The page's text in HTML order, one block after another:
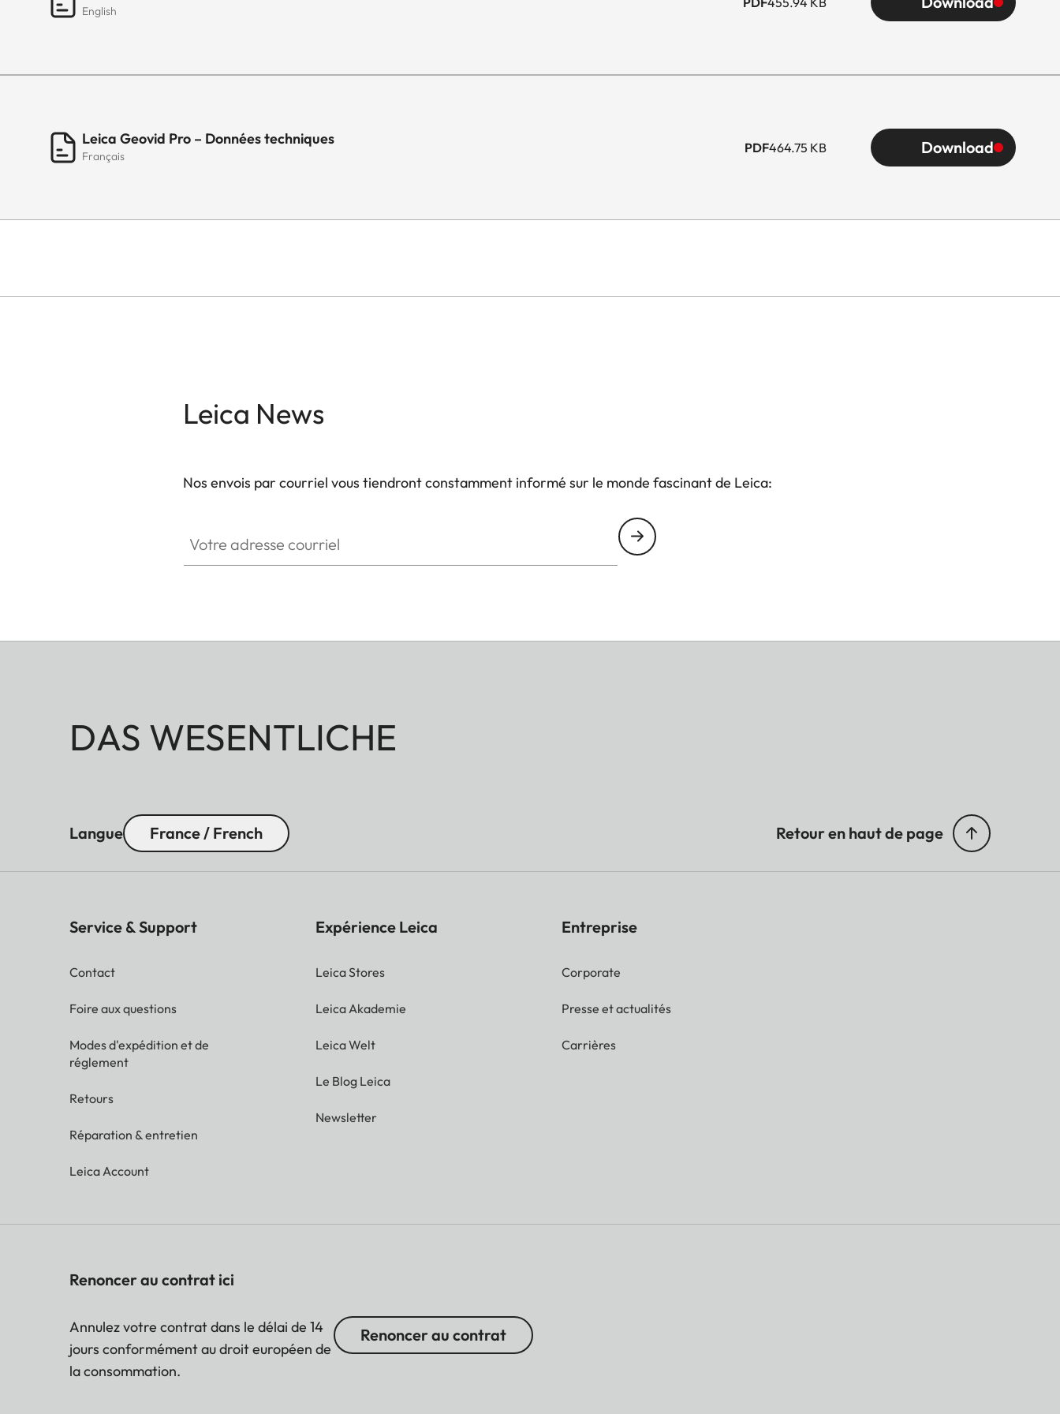
English
Leica Geovid Pro – Données techniques
Français
PDF464.75 KB Download
Leica News
Nos envois par courriel vous tiendront constamment informé sur le monde fascinant de Leica:
DAS WESENTLICHE
Langue France / French Retour en haut de page
Service & Support
Contact
Foire aux questions
Modes d'expédition et de
réglement
Retours
Réparation & entretien
Leica Account
Expérience Leica
Leica Stores
Leica Akademie
Leica Welt
Le Blog Leica
Newsletter
Entreprise
Corporate
Presse et actualités
Carrières
Renoncer au contrat ici
Annulez votre contrat dans le délai de 14
jours conformément au droit européen de
la consommation.
Renoncer au contrat